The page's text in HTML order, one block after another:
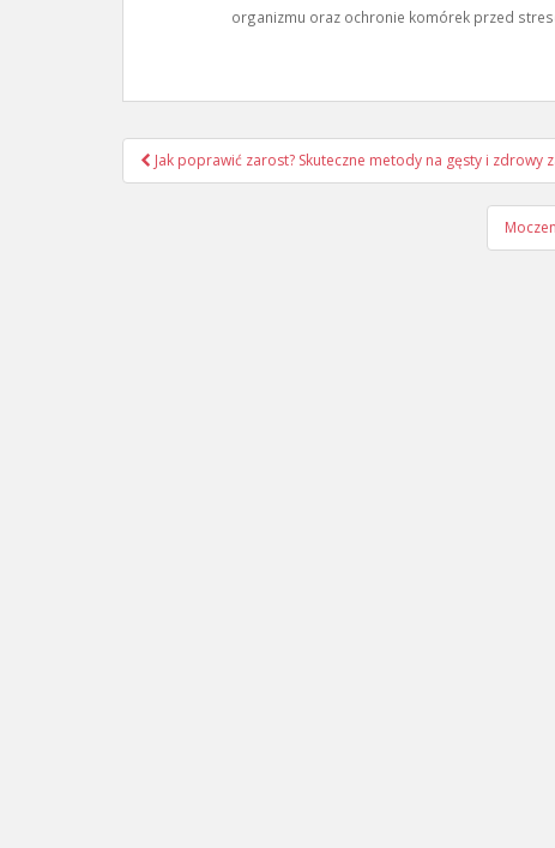
organizmu oraz ochronie komórek przed
Nawigacja
wpisu
Jak poprawić zarost? Skuteczne metody na gęsty i zdrowy